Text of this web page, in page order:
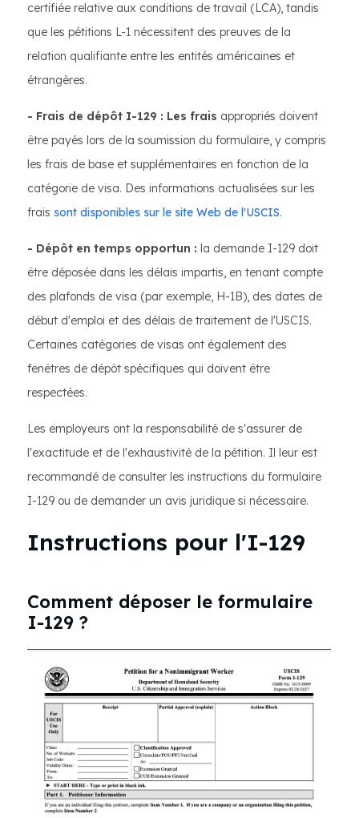
certifiée relative aux conditions de travail (LCA), tandis
que les pétitions L-1 nécessitent des preuves de la
relation qualifiante entre les entités américaines et
étrangères.
- Frais de dépôt I-129 : Les frais appropriés doivent
être payés lors de la soumission du formulaire, y compris
les frais de base et supplémentaires en fonction de la
catégorie de visa. Des informations actualisées sur les
frais sont disponibles sur le site Web de l'USCIS.
- Dépôt en temps opportun : la demande I-129 doit
être déposée dans les délais impartis, en tenant compte
des plafonds de visa (par exemple, H-1B), des dates de
début d'emploi et des délais de traitement de l'USCIS.
Certaines catégories de visas ont également des
fenêtres de dépôt spécifiques qui doivent être
respectées.
Les employeurs ont la responsabilité de s'assurer de
l'exactitude et de l'exhaustivité de la pétition. Il leur est
recommandé de consulter les instructions du formulaire
I-129 ou de demander un avis juridique si nécessaire.
Instructions pour l'I-129
Comment déposer le formulaire
I-129 ?